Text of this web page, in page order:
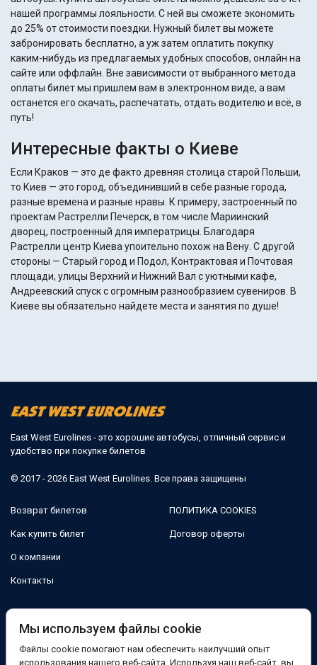
нашей программы лояльности. С ней вы сможете экономить
до 25% от стоимости поездки. Нужный билет вы можете
забронировать бесплатно, а уж затем оплатить покупку
каким-нибудь из предлагаемых удобных способов, онлайн на
сайте или оффлайн. Вне зависимости от выбранного метода
оплаты билет мы пришлем вам в электронном виде, а вам
останется его скачать, распечатать, отдать водителю и всё, в
путь!
Интересные факты о Киеве
Если Краков — это де факто древняя столица старой Польши,
то Киев — это город, объединивший в себе разные города,
разные времена и разные нравы. К примеру, застроенный по
проектам Растрелли Печерск, в том числе Мариинский
дворец, построенный для императрицы. Благодаря
Растрелли центр Киева упоительно похож на Вену. С другой
стороны — Старый город и Подол, Контрактовая и Почтовая
площади, улицы Верхний и Нижний Вал с уютными кафе,
Андреевский спуск с огромным разнообразием сувениров. В
Киеве вы обязательно найдете места и занятия по душе!
East West Eurolines - это хорошие автобусы, отличный сервис и
удобство при покупке билетов
© 2017 - 2026 East West Eurolines. Все права защищены
Возврат билетов
Как купить билет
О компании
Контакты
ПОЛИТИКА COOKIES
Договор оферты
Facebook
Мы используем файлы cookie
Файлы cookie помогают нам обеспечить наилучший опыт
использования нашего веб-сайта. Используя наш веб-сайт, вы